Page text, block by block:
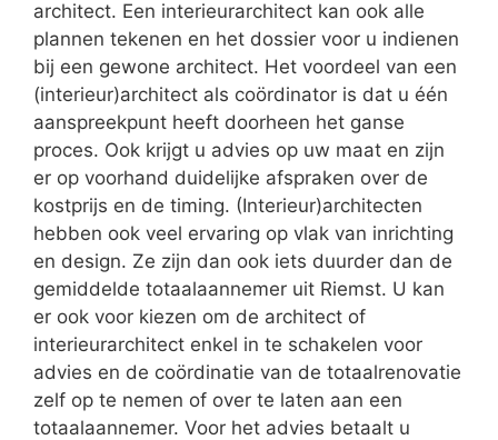
architect. Een interieurarchitect kan ook alle
plannen tekenen en het dossier voor u indienen
bij een gewone architect. Het voordeel van een
(interieur)architect als coördinator is dat u één
aanspreekpunt heeft doorheen het ganse
proces. Ook krijgt u advies op uw maat en zijn
er op voorhand duidelijke afspraken over de
kostprijs en de timing. (Interieur)architecten
hebben ook veel ervaring op vlak van inrichting
en design. Ze zijn dan ook iets duurder dan de
gemiddelde totaalaannemer uit Riemst. U kan
er ook voor kiezen om de architect of
interieurarchitect enkel in te schakelen voor
advies en de coördinatie van de totaalrenovatie
zelf op te nemen of over te laten aan een
totaalaannemer. Voor het advies betaalt u